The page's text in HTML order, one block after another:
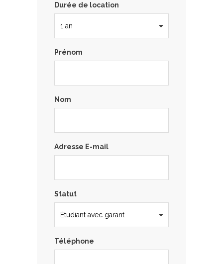
Durée de location
Prénom
Nom
Adresse E-mail
Statut
Téléphone